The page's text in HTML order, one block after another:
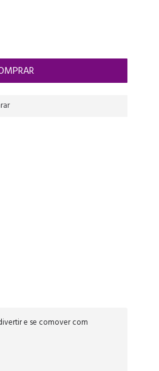
e se comover com